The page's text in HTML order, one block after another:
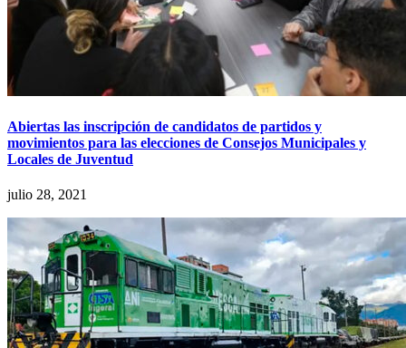
Abiertas las inscripción de candidatos de partidos y
movimientos para las elecciones de Consejos Municipales y
Locales de Juventud
julio 28, 2021